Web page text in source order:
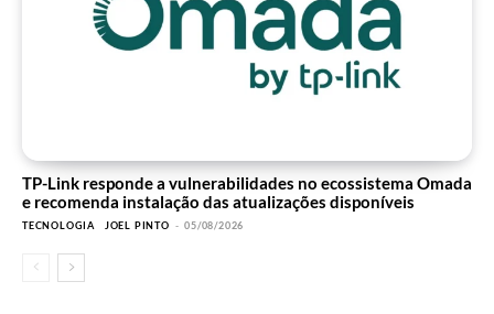
TP-Link responde a vulnerabilidades no ecossistema Omada
e recomenda instalação das atualizações disponíveis
TECNOLOGIA JOEL PINTO - 05/08/2026